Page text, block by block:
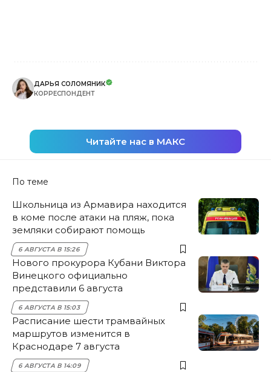
ДАРЬЯ СОЛОМЯНИК
КОРРЕСПОНДЕНТ
Читайте нас в МАКС
По теме
Школьница из Армавира находится
в коме после атаки на пляж, пока
земляки собирают помощь
6 АВГУСТА В 15:26
Нового прокурора Кубани Виктора
Винецкого официально
представили 6 августа
6 АВГУСТА В 15:03
Расписание шести трамвайных
маршрутов изменится в
Краснодаре 7 августа
6 АВГУСТА В 14:09